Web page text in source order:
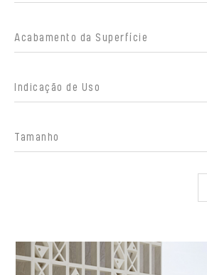
Acabamento da Superfície
Indicação de Uso
Tamanho